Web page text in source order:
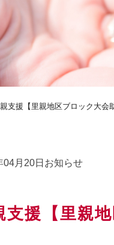
支援【里親地区ブロック大会
04月20日 お知らせ
支援【里親